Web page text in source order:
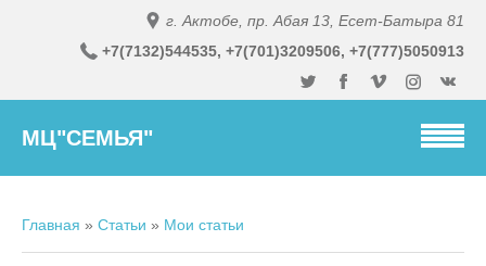
г. Актобе, пр. Абая 13, Есет-Батыра 81
+7(7132)544535, +7(701)3209506, +7(777)5050913
МЦ"СЕМЬЯ"
Главная » Статьи » Мои статьи